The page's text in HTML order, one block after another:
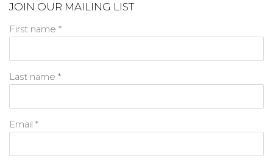
JOIN OUR MAILING LIST
First name *
Last name *
Email *